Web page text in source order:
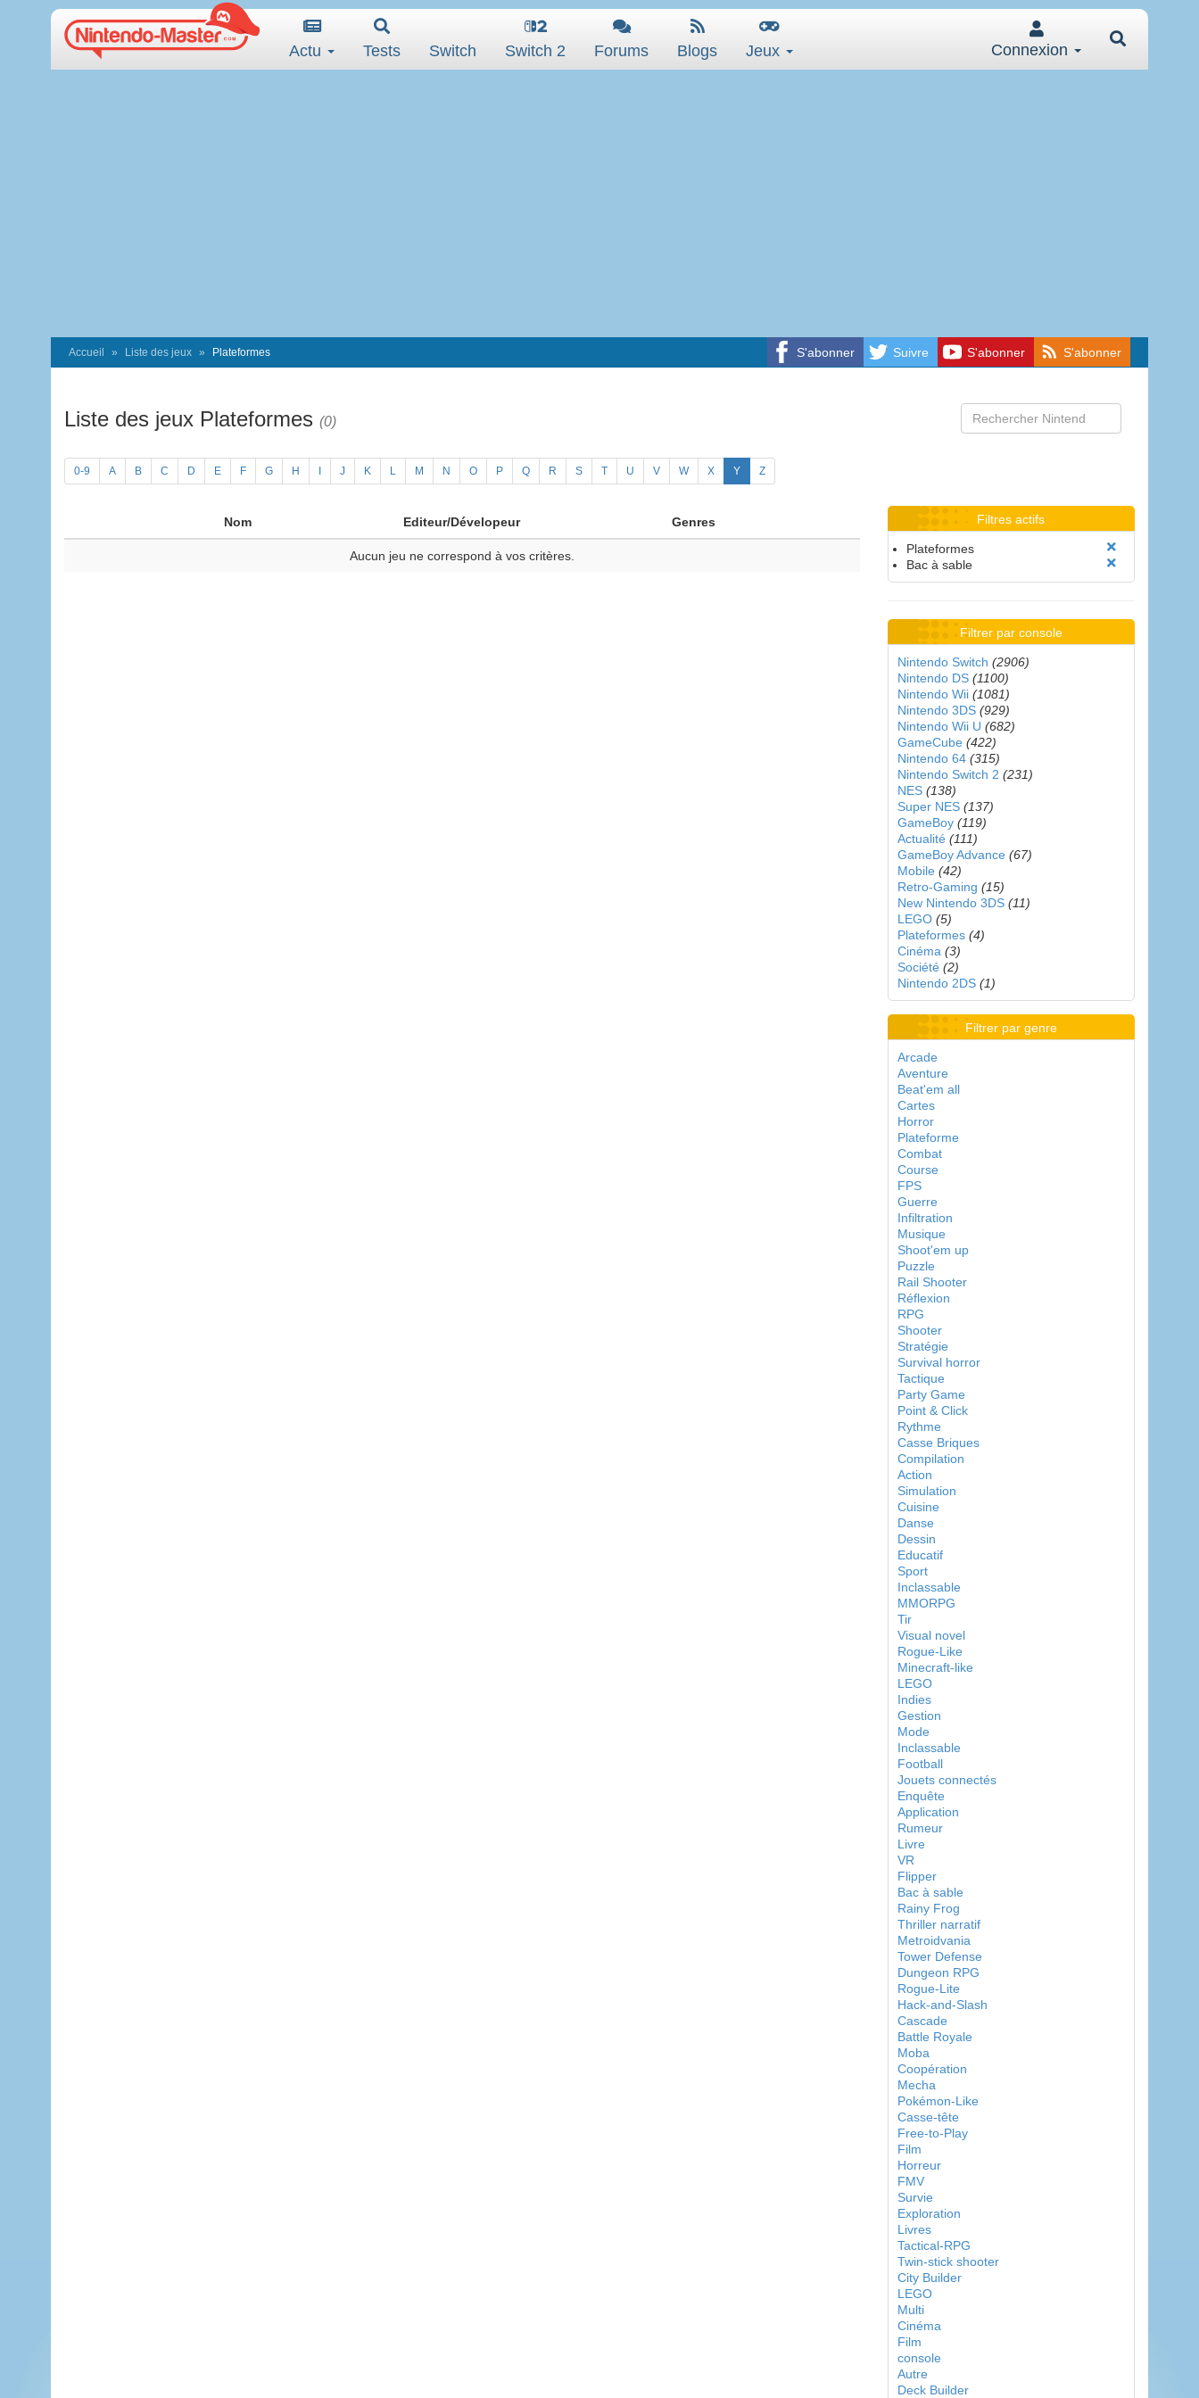
Actu Tests Switch Switch 2 Forums Blogs Jeux Connexion
S'abonner Suivre S'abonner S'abonner
Accueil Liste des jeux Plateformes
Liste des jeux Plateformes (0)
0-9 A B C D E F G H J K L M N O P Q R S T U V W X Y Z
Nom Editeur/Dévelopeur Genres
Aucun jeu ne correspond à vos critères.
Filtres actifs
Plateformes
Bac à sable
Filtrer par console
Nintendo Switch (2906)
Nintendo DS (1100)
Nintendo Wii (1081)
Nintendo 3DS (929)
Nintendo Wii U (682)
GameCube (422)
Nintendo 64 (315)
Nintendo Switch 2 (231)
NES (138)
Super NES (137)
GameBoy (119)
Actualité (111)
GameBoy Advance (67)
Mobile (42)
Retro-Gaming (15)
New Nintendo 3DS (11)
LEGO (5)
Plateformes (4)
Cinéma (3)
Société (2)
Nintendo 2DS (1)
Filtrer par genre
Arcade
Aventure
Beat'em all
Cartes
Horror
Plateforme
Combat
Course
FPS
Guerre
Infiltration
Musique
Shoot'em up
Puzzle
Rail Shooter
Réflexion
RPG
Shooter
Stratégie
Survival horror
Tactique
Party Game
Point & Click
Rythme
Casse Briques
Compilation
Action
Simulation
Cuisine
Danse
Dessin
Educatif
Sport
Inclassable
MMORPG
Tir
Visual novel
Rogue-Like
Minecraft-like
LEGO
Indies
Gestion
Mode
Inclassable
Football
Jouets connectés
Enquête
Application
Rumeur
Livre
VR
Flipper
Bac à sable
Rainy Frog
Thriller narratif
Metroidvania
Tower Defense
Dungeon RPG
Rogue-Lite
Hack-and-Slash
Cascade
Battle Royale
Moba
Coopération
Mecha
Pokémon-Like
Casse-tête
Free-to-Play
Film
Horreur
FMV
Survie
Exploration
Livres
Tactical-RPG
Twin-stick shooter
City Builder
LEGO
Multi
Cinéma
Film
console
Autre
Deck Builder